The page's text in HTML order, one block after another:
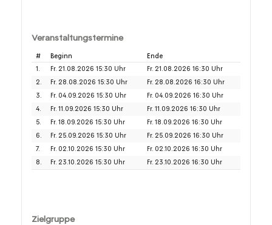
Veranstaltungstermine
# Beginn
Ende
1.
Fr. 21.08.2026 15:30 Uhr
Fr. 21.08.2026 16:30 Uhr
2.
Fr. 28.08.2026 15:30 Uhr
Fr. 28.08.2026 16:30 Uhr
3.
Fr. 04.09.2026 15:30 Uhr
Fr. 04.09.2026 16:30 Uhr
4.
Fr. 11.09.2026 15:30 Uhr
Fr. 11.09.2026 16:30 Uhr
5.
Fr. 18.09.2026 15:30 Uhr
Fr. 18.09.2026 16:30 Uhr
6.
Fr. 25.09.2026 15:30 Uhr
Fr. 25.09.2026 16:30 Uhr
7.
Fr. 02.10.2026 15:30 Uhr
Fr. 02.10.2026 16:30 Uhr
8.
Fr. 23.10.2026 15:30 Uhr Fr. 23.10.2026 16:30 Uhr
Zielgruppe